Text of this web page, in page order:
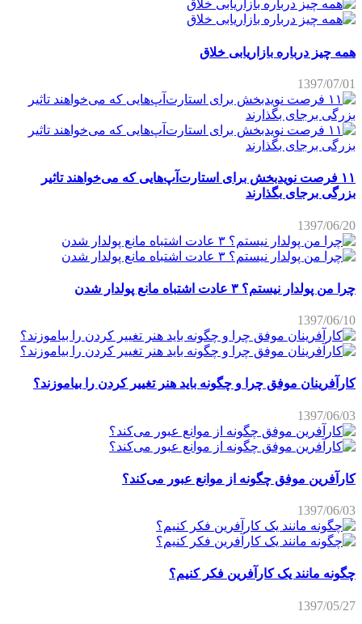
همه چیز درباره بازاریابی خلاق
1397/07/01
۱۱ فرصت نویدبخش برای استارت‌آپ‌هایی که می‌خواهند تاثیر
بزرگی برجای بگذارند
1397/06/20
چرا من پولدار نیستم؟ ۳ عادت اشتباه مانع پولدار شدن
1397/06/10
کارآفرینان موفق چرا و چگونه باید هنر تغییر کردن را بیاموزند؟
1397/06/03
کارآفرین موفق چگونه از موانع عبور می‌کند؟
1397/06/03
چگونه مانند یک کارآفرین فکر کنیم؟
1397/05/27